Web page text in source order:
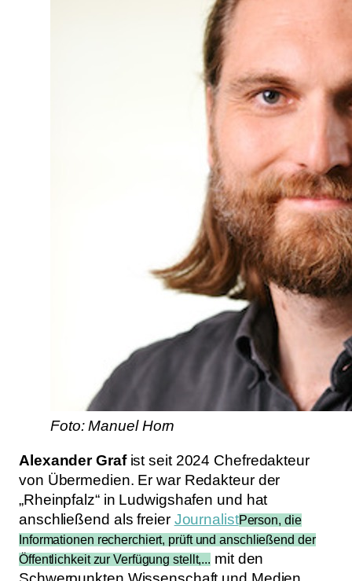
Foto: Manuel Horn
Alexander Grafist seit 2024 Chefredakteur
von Übermedien. Er war Redakteur der
„Rheinpfalz“ in Ludwigshafen und hat
anschließend als freier JournalistPerson, die
Informationen recherchiert, prüft und anschließend der
Öffentlichkeit zur Verfügung stellt,... mit den